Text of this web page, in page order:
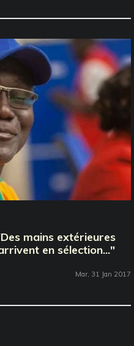
mains extérieures
en sélection..."
Mar, 31 Jan 2017